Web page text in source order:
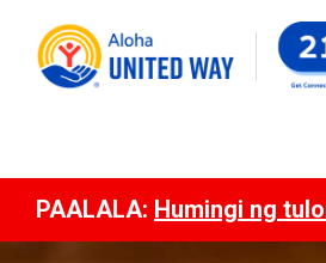
PAALALA: Humingi ng